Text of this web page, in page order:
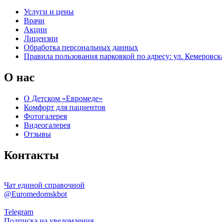
Услуги и цены
Врачи
Акции
Лицензии
Обработка персональных данных
Правила пользования парковкой по адресу: ул.
О нас
О Детском «Евромеде»
Комфорт для пациентов
Фотогалерея
Видеогалерея
Отзывы
Контакты
Чат единой справочной
@Euromedomskbot
Telegram